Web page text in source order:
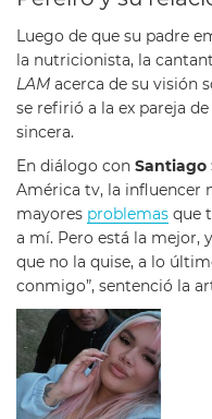
Luego de que su padre
la nutricionista, la
LAM acerca de su visión
se refirió a la ex pareja de
sincera.
En diálogo con Santiago
América tv, la influencer
mayores problemas que
a mí. Pero está la mejor,
que no la quise, a lo
conmigo”, sentenció la